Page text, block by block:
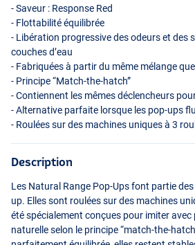
- Saveur : Response Red
- Flottabilité équilibrée
- Libération progressive des odeurs et des
couches d’eau
- Fabriquées à partir du même mélange
- Principe “Match-the-hatch”
- Contiennent les mêmes déclencheurs
- Alternative parfaite lorsque les pop-ups
- Roulées sur des machines uniques à 3
Description
Les Natural Range Pop-Ups font partie
up. Elles sont roulées sur des machines
été spécialement conçues pour imiter
naturelle selon le principe “match-the-